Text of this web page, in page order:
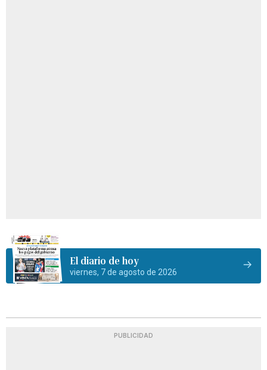
El diario de hoy
viernes, 7 de agosto de 2026
PUBLICIDAD